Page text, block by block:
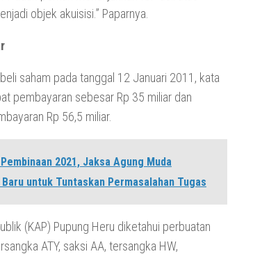
objek akuisisi.” Paparnya.
saham pada tanggal 12 Januari 2011, kata
pembayaran sebesar Rp 35 miliar dan
Rp 56,5 miliar.
2021, Jaksa Agung Muda
untuk Tuntaskan Permasalahan Tugas
(KAP) Pupung Heru diketahui perbuatan
ATY, saksi AA, tersangka HW,